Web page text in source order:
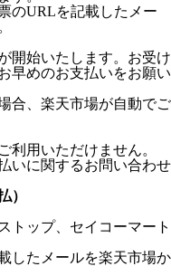
のURLを記載したメー
開始いたします。お受け
早めのお支払いをお願い
合、楽天市場が自動でご
利用いただけません。
いに関するお問い合わせ
）
トップ、セイコーマート
したメールを楽天市場か